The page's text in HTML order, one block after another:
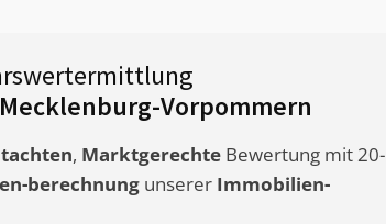
Vorpommern
, Marktgerechte Bewertung mit 20-
berechnung unserer Immobilien-